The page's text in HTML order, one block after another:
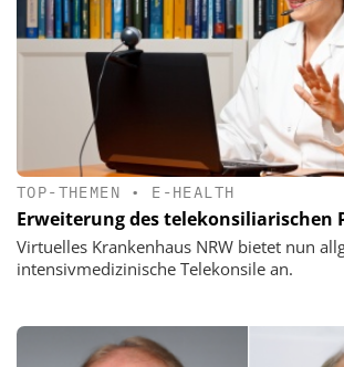
TOP-THEMEN • E-HEALTH
Erweiterung des telekonsiliarischen
Virtuelles Krankenhaus NRW bietet nun
intensivmedizinische Telekonsile an.